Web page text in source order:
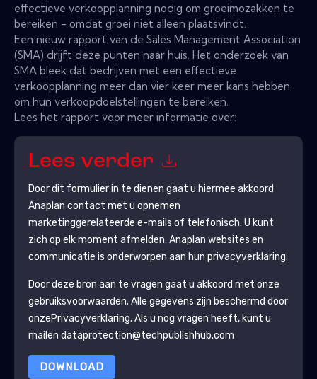
effectieve verkoopplanning nodig om groeimozakken te
bereiken - omdat groei niet alleen plaatsvindt.
Een nieuw rapport van de Sales Management Association
(SMA) drijft deze punten naar huis. Het onderzoek van
SMA bleek dat bedrijven met een effectieve
verkoopplanning meer dan vier keer meer kans hebben
om hun verkoopdoelstellingen te bereiken.
Lees het rapport voor meer informatie over:
Lees verder
Door dit formulier in te dienen gaat u hiermee akkoord
Anaplan contact met u opnemen
marketinggerelateerde e-mails of telefonisch. U kunt
zich op elk moment afmelden. Anaplan websites en
communicatie is onderworpen aan hun privacyverklaring.
Door deze bron aan te vragen gaat u akkoord met onze
gebruiksvoorwaarden. Alle gegevens zijn beschermd door
onzePrivacyverklaring. Als u nog vragen heeft, kunt u
mailen dataprotection@techpublishhub.com
DOWNLOAD